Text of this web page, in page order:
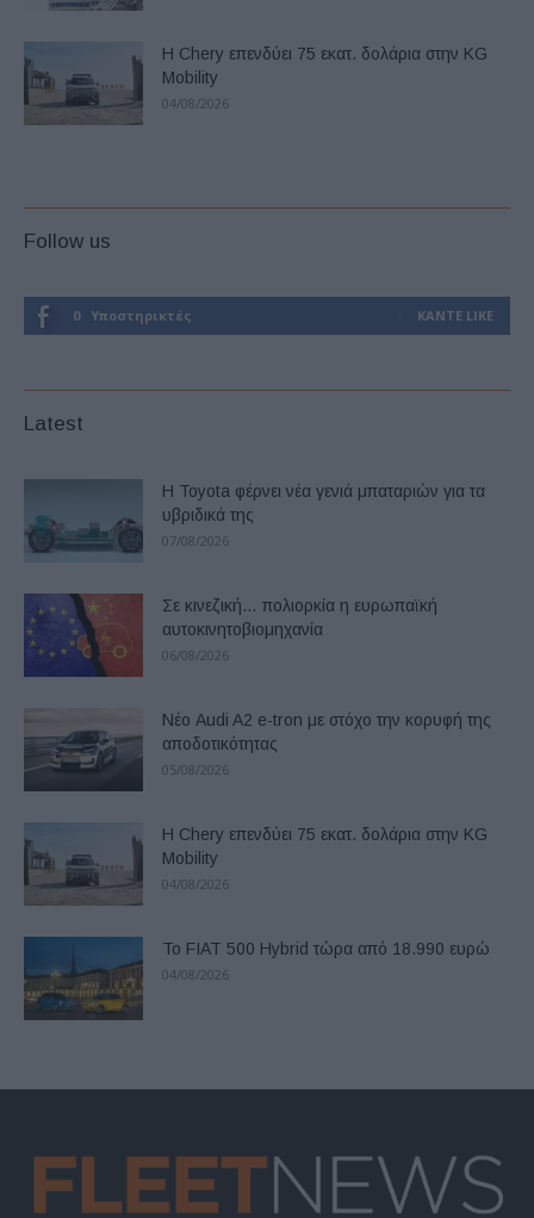
Η Chery επενδύει 75 εκατ. δολάρια στην KG
Mobility
04/08/2026
Follow us
0 Υποστηρικτές ΚΆΝΤΕ LIKE
Latest
Η Toyota φέρνει νέα γενιά μπαταριών για τα
υβριδικά της
07/08/2026
Σε κινεζική… πολιορκία η ευρωπαϊκή
αυτοκινητοβιομηχανία
06/08/2026
Νέο Audi A2 e-tron με στόχο την κορυφή της
αποδοτικότητας
05/08/2026
Η Chery επενδύει 75 εκατ. δολάρια στην KG
Mobility
04/08/2026
Το FIAT 500 Hybrid τώρα από 18.990 ευρώ
04/08/2026